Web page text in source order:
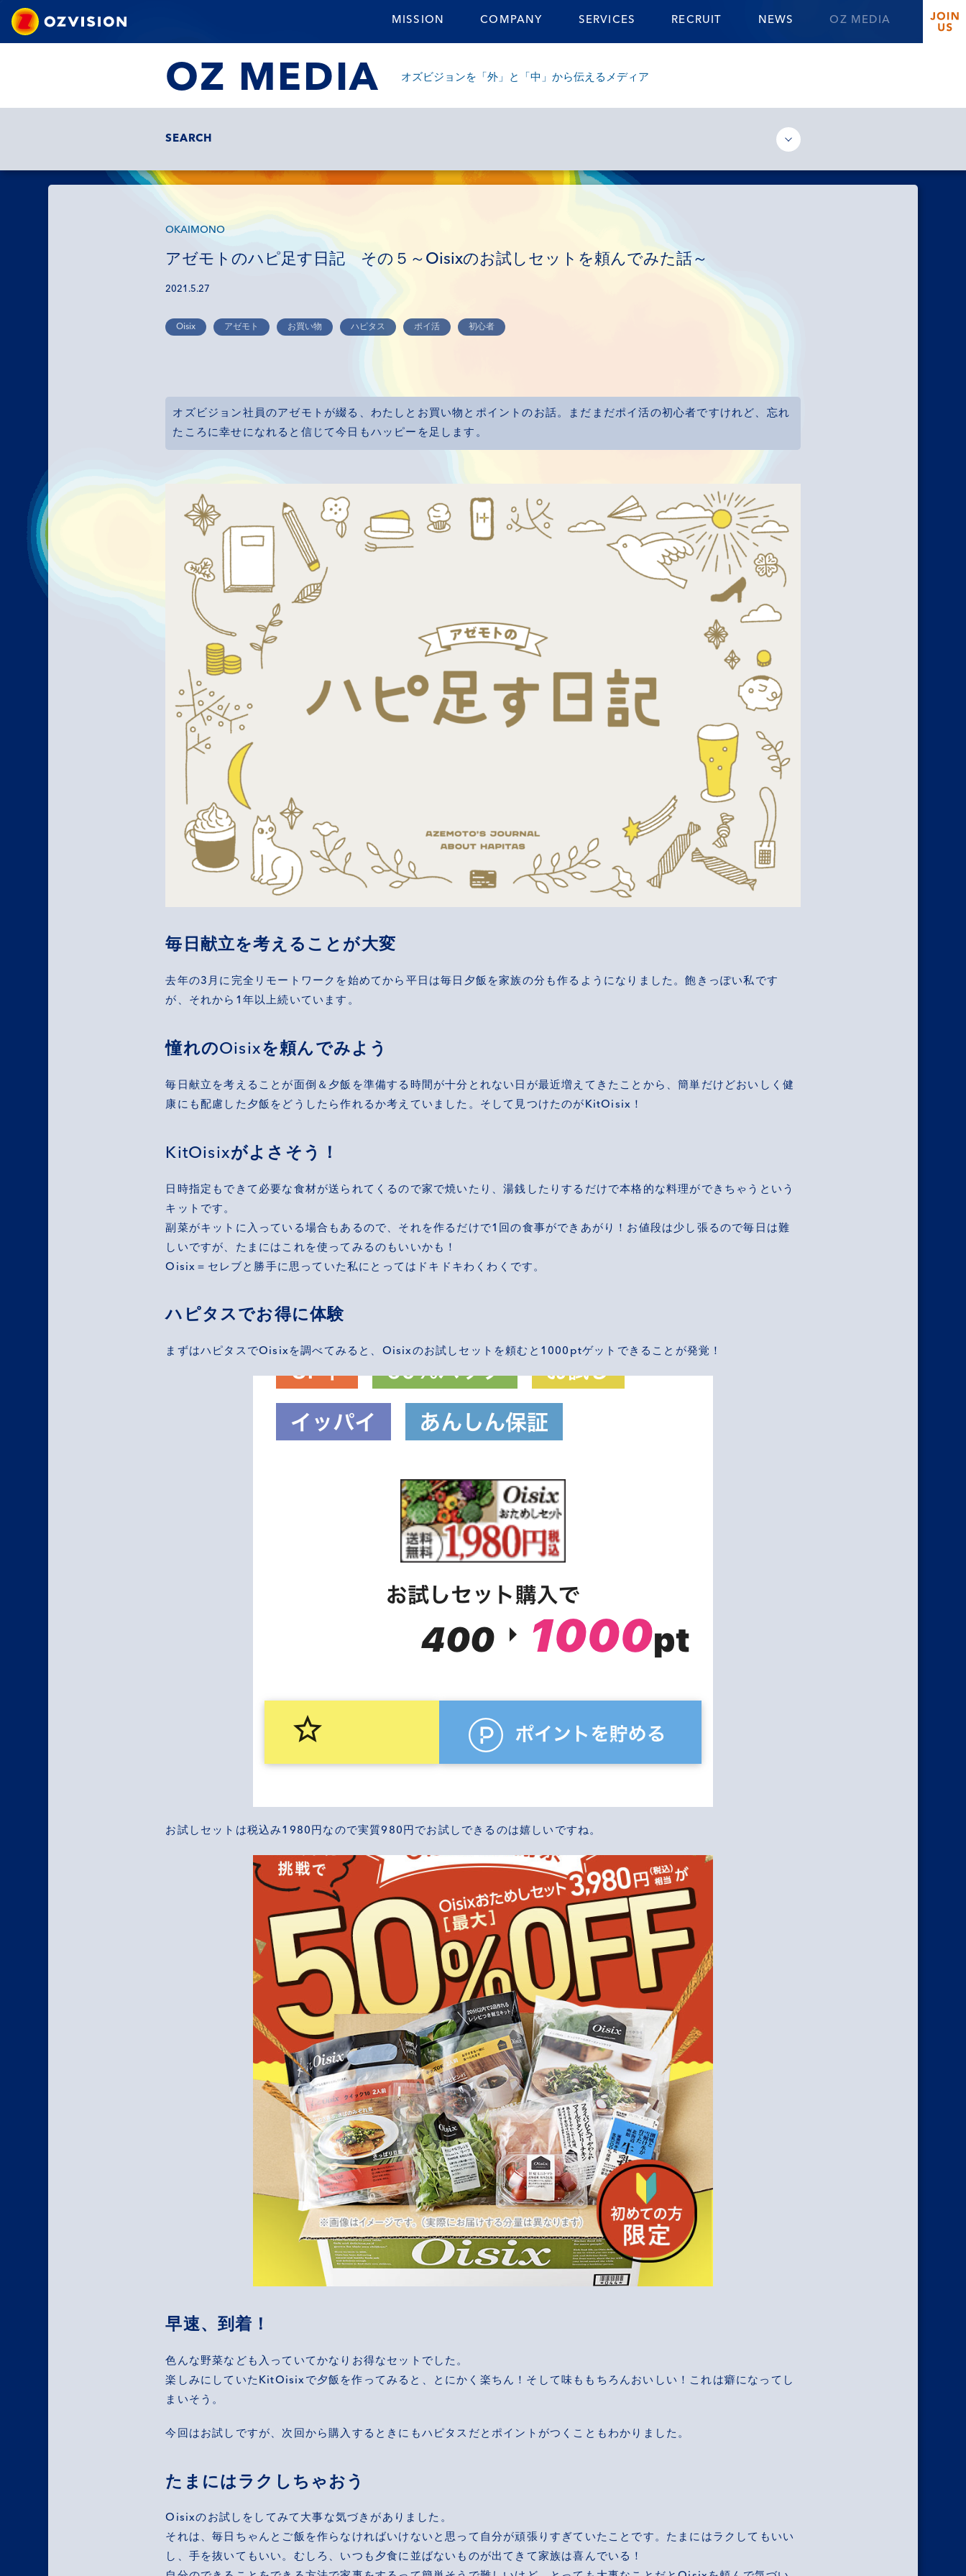
MISSION COMPANY SERVICES RECRUIT NEWS OZ MEDIA
OZ MEDIA オズビジョンを「外」と「中」から伝えるメディア
SEARCH
OKAIMONO
アゼモトのハピ足す日記 その５～Oisixのお試しセットを頼んでみた話～
2021.5.27
Oisix アゼモト お買い物 ハピタス ポイ活 初心者
オズビジョン社員のアゼモトが綴る、わたしとお買い物とポイントのお話。まだまだポイ活の初心者ですけれど、忘れ
たころに幸せになれると信じて今日もハッピーを足します。
毎日献立を考えることが大変
去年の3月に完全リモートワークを始めてから平日は毎日夕飯を家族の分も作るようになりました。飽きっぽい私です
が、それから1年以上続いています。
憧れのOisixを頼んでみよう
毎日献立を考えることが面倒＆夕飯を準備する時間が十分とれない日が最近増えてきたことから、簡単だけどおいしく健
康にも配慮した夕飯をどうしたら作れるか考えていました。そして見つけたのがKitOisix！
KitOisixがよさそう！
日時指定もできて必要な食材が送られてくるので家で焼いたり、湯銭したりするだけで本格的な料理ができちゃうという
キットです。
副菜がキットに入っている場合もあるので、それを作るだけで1回の食事ができあがり！お値段は少し張るので毎日は難
しいですが、たまにはこれを使ってみるのもいいかも！
Oisix＝セレブと勝手に思っていた私にとってはドキドキわくわくです。
ハピタスでお得に体験
まずはハピタスでOisixを調べてみると、Oisixのお試しセットを頼むと1000ptゲットできることが発覚！
お試しセットは税込み1980円なので実質980円でお試しできるのは嬉しいですね。
早速、到着！
色んな野菜なども入っていてかなりお得なセットでした。
楽しみにしていたKitOisixで夕飯を作ってみると、とにかく楽ちん！そして味ももちろんおいしい！これは癖になってし
まいそう。
今回はお試しですが、次回から購入するときにもハピタスだとポイントがつくこともわかりました。
たまにはラクしちゃおう
Oisixのお試しをしてみて大事な気づきがありました。
それは、毎日ちゃんとご飯を作らなければいけないと思って自分が頑張りすぎていたことです。たまにはラクしてもいい
し、手を抜いてもいい。むしろ、いつも夕食に並ばないものが出てきて家族は喜んでいる！